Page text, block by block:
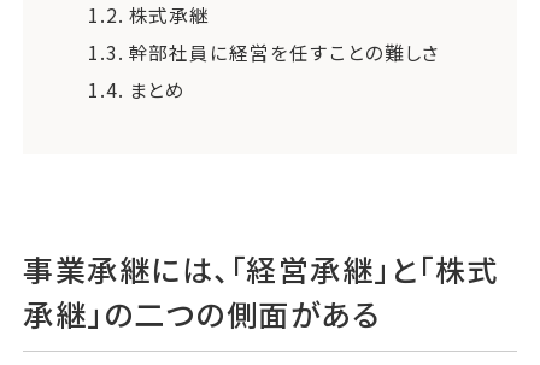
1.2. 株式承継
1.3. 幹部社員に経営を任すことの難しさ
1.4. まとめ
事業承継には、「経営承継」と「株式
承継」の二つの側面がある